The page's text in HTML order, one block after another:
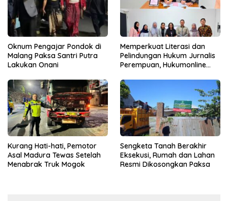
Oknum Pengajar Pondok di
Malang Paksa Santri Putra
Lakukan Onani
Memperkuat Literasi dan
Pelindungan Hukum Jurnalis
Perempuan, Hukumonline
Gratis
Kurang Hati-hati, Pemotor
Asal Madura Tewas Setelah
Menabrak Truk Mogok
Sengketa Tanah Berakhir
Eksekusi, Rumah dan Lahan
Resmi Dikosongkan Paksa